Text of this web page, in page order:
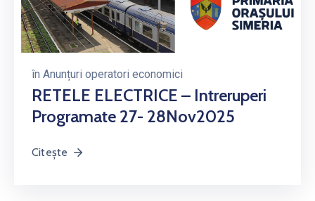
în Anunțuri operatori economici
RETELE ELECTRICE – Intreruperi
Programate 27- 28Nov2025
Citește